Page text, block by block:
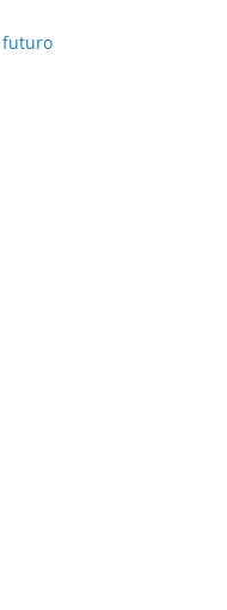
futuro